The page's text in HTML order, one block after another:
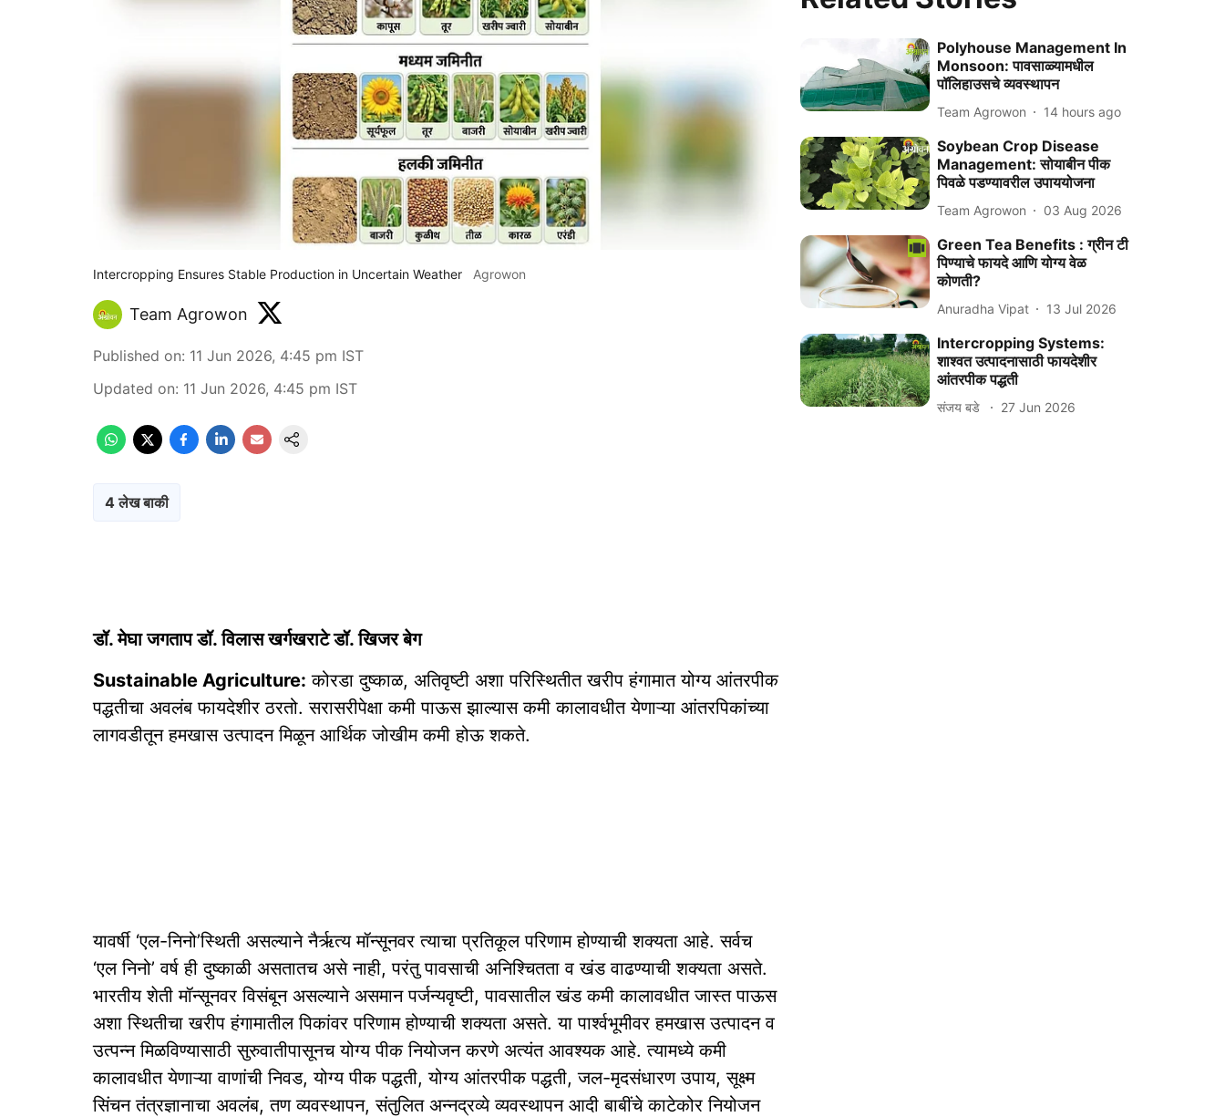
Intercropping Ensures Stable Production in Uncertain Weather Agrowon
Team Agrowon
Published on: 11 Jun 2026, 4:45 pm IST
Updated on: 11 Jun 2026, 4:45 pm IST
4 लेख बाकी
डॉ. मेघा जगताप डॉ. विलास खर्गखराटे डॉ. खिजर बेग
Sustainable Agriculture: कोरडा दुष्काळ, अतिवृष्टी अशा परिस्थितीत खरीप हंगामात योग्य आंतरपीक
पद्धतीचा अवलंब फायदेशीर ठरतो. सरासरीपेक्षा कमी पाऊस झाल्यास कमी कालावधीत येणाऱ्या आंतरपिकांच्या
लागवडीतून हमखास उत्पादन मिळून आर्थिक जोखीम कमी होऊ शकते.
यावर्षी ‘एल-निनो’स्थिती असल्याने नैर्ऋत्य मॉन्सूनवर त्याचा प्रतिकूल परिणाम होण्याची शक्यता आहे. सर्वच
‘एल निनो’ वर्ष ही दुष्काळी असतातच असे नाही, परंतु पावसाची अनिश्चितता व खंड वाढण्याची शक्यता असते.
भारतीय शेती मॉन्सूनवर विसंबून असल्याने असमान पर्जन्यवृष्टी, पावसातील खंड कमी कालावधीत जास्त पाऊस
अशा स्थितीचा खरीप हंगामातील पिकांवर परिणाम होण्याची शक्यता असते. या पार्श्वभूमीवर हमखास उत्पादन व
उत्पन्न मिळविण्यासाठी सुरुवातीपासूनच योग्य पीक नियोजन करणे अत्यंत आवश्यक आहे. त्यामध्ये कमी
कालावधीत येणाऱ्या वाणांची निवड, योग्य पीक पद्धती, योग्य आंतरपीक पद्धती, जल-मृदसंधारण उपाय, सूक्ष्म
सिंचन तंत्रज्ञानाचा अवलंब, तण व्यवस्थापन, संतुलित अन्नद्रव्ये व्यवस्थापन आदी बाबींचे काटेकोर नियोजन
Polyhouse Management In
Monsoon: पावसाळ्यामधील
पॉलिहाउसचे व्यवस्थापन
Team Agrowon 14 hours ago
Soybean Crop Disease
Management: सोयाबीन पीक
पिवळे पडण्यावरील उपाययोजना
Team Agrowon 03 Aug 2026
Green Tea Benefits : ग्रीन टी
पिण्याचे फायदे आणि योग्य वेळ
कोणती?
Anuradha Vipat 13 Jul 2026
Intercropping Systems:
शाश्‍वत उत्पादनासाठी फायदेशीर
आंतरपीक पद्धती
संजय बडे 27 Jun 2026